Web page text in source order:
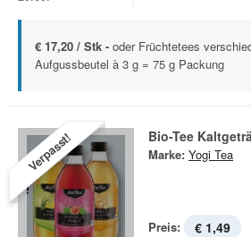
€ 17,20 / Stk - oder Früchtetees
Aufgussbeutel à 3 g = 75 g Packung
Verpasst! Bio-Tee
Marke: Yogi Tea
Preis: € 1,49